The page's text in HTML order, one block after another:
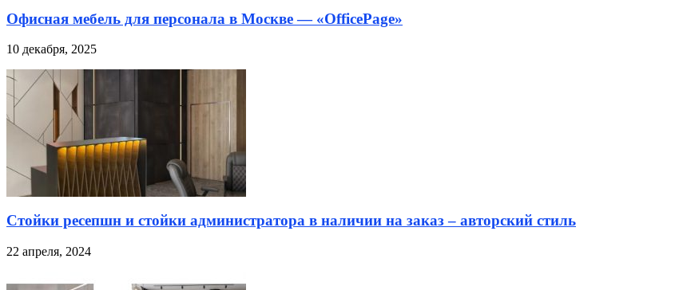
Офисная мебель для персонала в Москве — «OfficePage»
10 декабря, 2025
Стойки ресепшн и стойки администратора в наличии на заказ – авторский стиль
22 апреля, 2024